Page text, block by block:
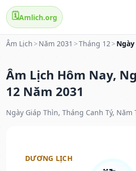
🗓️Amlich.org
Âm Lịch > Năm 2031 >Tháng 12> Ngày
Âm Lịch Hôm Nay,
12 Năm 2031
Ngày Giáp Thìn, Tháng Canh Tý, Năm
DƯƠNG LỊCH